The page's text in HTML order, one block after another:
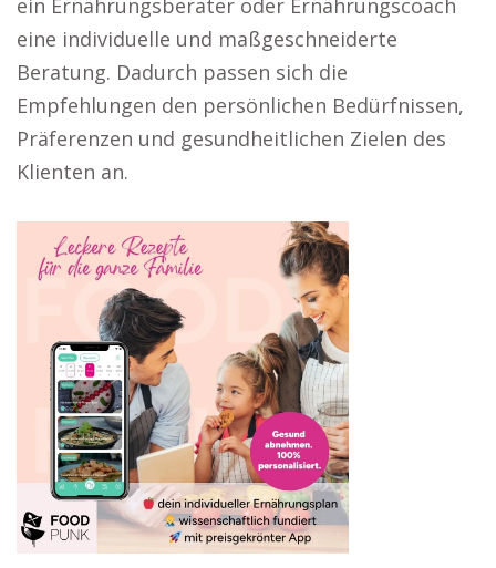
ein Ernährungsberater oder Ernährungscoach
eine individuelle und maßgeschneiderte
Beratung. Dadurch passen sich die
Empfehlungen den persönlichen Bedürfnissen,
Präferenzen und gesundheitlichen Zielen des
Klienten an.